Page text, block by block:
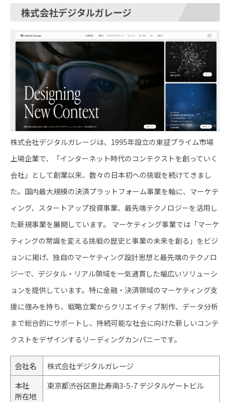
株式会社デジタルガレージ
株式会社デジタルガレージは、1995年設立の東証プライム市場
上場企業で、「インターネット時代のコンテクストを創っていく
会社」として創業以来、数々の日本初への挑戦を続けてきまし
た。国内最大規模の決済プラットフォーム事業を軸に、マーケテ
ィング、スタートアップ投資事業、最先端テクノロジーを活用し
た新規事業を展開しています。 マーケティング事業では「マーケ
ティングの常識を変える挑戦の歴史と事業の未来を創る」をビジ
ョンに掲げ、独自のマーケティング設計思想と最先端のテクノロ
ジーで、デジタル・リアル領域を一気通貫した幅広いソリューシ
ョンを提供しています。特に金融・決済領域のマーケティング支
援に強みを持ち、戦略立案からクリエイティブ制作、データ分析
まで総合的にサポートし、持続可能な社会に向けた新しいコンテ
クストをデザインするリーディングカンパニーです。
会社名
株式会社デジタルガレージ
本社
所在地
東京都渋谷区恵比寿南3-5-7 デジタルゲートビル